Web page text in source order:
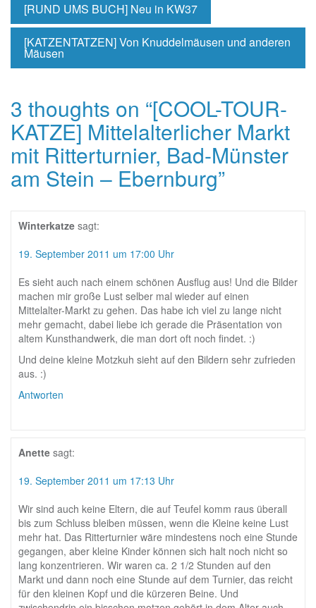
[RUND UMS BUCH] Neu in KW37
[KATZENTATZEN] Von Knuddelmäusen und anderen
Mäusen
3 thoughts on “[COOL-TOUR-
KATZE] Mittelalterlicher Markt
mit Ritterturnier, Bad-Münster
am Stein – Ebernburg”
Winterkatze sagt:
19. September 2011 um 17:00 Uhr
Es sieht auch nach einem schönen Ausflug aus! Und die Bilder
machen mir große Lust selber mal wieder auf einen
Mittelalter-Markt zu gehen. Das habe ich viel zu lange nicht
mehr gemacht, dabei liebe ich gerade die Präsentation von
altem Kunsthandwerk, die man dort oft noch findet. :)
Und deine kleine Motzkuh sieht auf den Bildern sehr zufrieden
aus. :)
Antworten
Anette sagt:
19. September 2011 um 17:13 Uhr
Wir sind auch keine Eltern, die auf Teufel komm raus überall
bis zum Schluss bleiben müssen, wenn die Kleine keine Lust
mehr hat. Das Ritterturnier wäre mindestens noch eine Stunde
gegangen, aber kleine Kinder können sich halt noch nicht so
lang konzentrieren. Wir waren ca. 2 1/2 Stunden auf den
Markt und dann noch eine Stunde auf dem Turnier, das reicht
für den kleinen Kopf und die kürzeren Beine. Und